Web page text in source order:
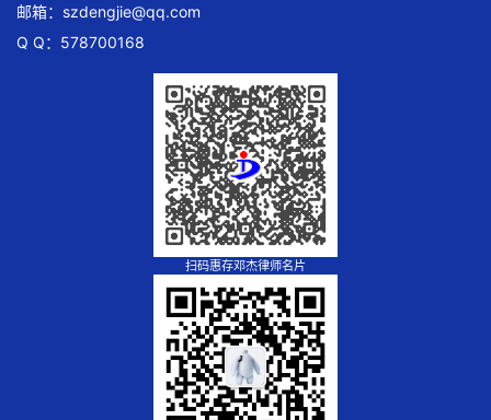
邮箱： szdengjie@qq.com
Q Q：578700168
扫码惠存邓杰律师名片